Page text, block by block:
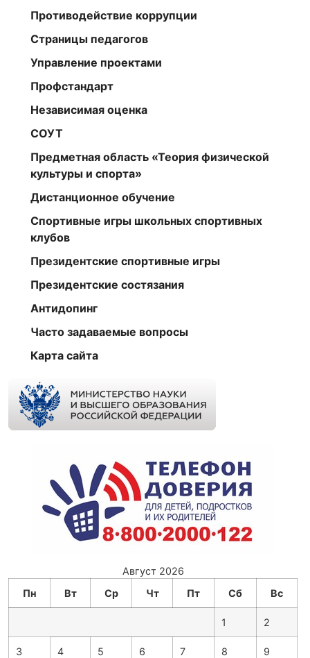
Противодействие коррупции
Страницы педагогов
Управление проектами
Профстандарт
Независимая оценка
СОУТ
Предметная область «Теория физической
культуры и спорта»
Дистанционное обучение
Спортивные игры школьных спортивных
клубов
Президентские спортивные игры
Президентские состязания
Антидопинг
Часто задаваемые вопросы
Карта сайта
Август 2026
Пн
Вт Ср Чт Пт Сб Вс
1 2
3 4 5 6 7 8 9